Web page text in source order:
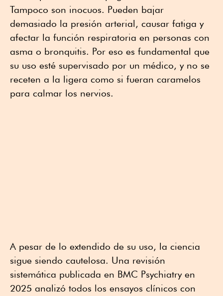
Tampoco son inocuos. Pueden bajar
demasiado la presión arterial, causar fatiga y
afectar la función respiratoria en personas con
asma o bronquitis. Por eso es fundamental que
su uso esté supervisado por un médico, y no se
receten a la ligera como si fueran caramelos
para calmar los nervios.
A pesar de lo extendido de su uso, la ciencia
sigue siendo cautelosa. Una revisión
sistemática publicada en BMC Psychiatry en
2025 analizó todos los ensayos clínicos con